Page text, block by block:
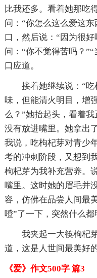
比我还多。看着她那吃
问：“你怎么这么爱这
口，然后说：“因为很
问：“你不觉得苦吗？
口应道。
接着她继续说：“
味，但能清火明目，增
么？”她抬起头，看着
没有放进嘴里。她拿出
我说，吃枸杞芽对青少
考的冲刺阶段，又想到
枸杞芽为我补充营养。
嘴里。这时她的眉毛并
容，仿佛在品尝人间最
噔”了一下，突然什么都
我夹起一大筷枸杞
道，这是人世间最美好
《爱》作文500字 篇3